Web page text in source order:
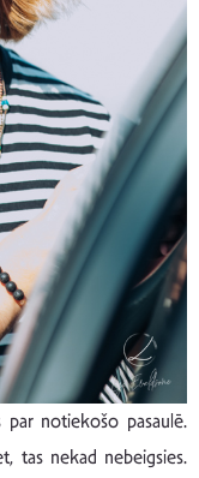
par notiekošo pasaulē.
tas nekad nebeigsies.